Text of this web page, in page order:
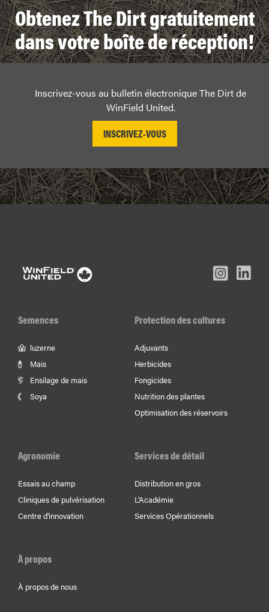
Obtenez The Dirt gratuitement
dans votre boîte de réception!
Inscrivez-vous au bulletin électronique The Dirt de
WinField United.
FacebookYoutube
Semences
luzerne
Mais
Ensilage de mais
Soya
Protection des cultures
Adjuvants
Herbicides
Fongicides
Nutrition des plantes
Optimisation des réservoirs
Agronomie
Essais au champ
Cliniques de pulvérisation
Centre d'innovation
Services de détail
Distribution en gros
L'Académie
Services Opérationnels
À propos
À propos de nous